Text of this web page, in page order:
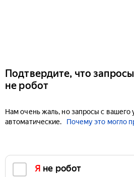
Подтвердите, что
не робот
Нам очень жаль, но запросы с вашего
автоматические.
Почему это могло
Я не робот